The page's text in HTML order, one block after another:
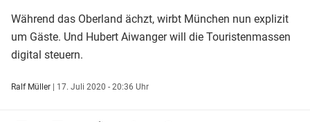
Während das Oberland ächzt, wirbt München nun explizit
um Gäste. Und Hubert Aiwanger will die Touristenmassen
digital steuern.
Ralf Müller | 17. Juli 2020 - 20:36 Uhr